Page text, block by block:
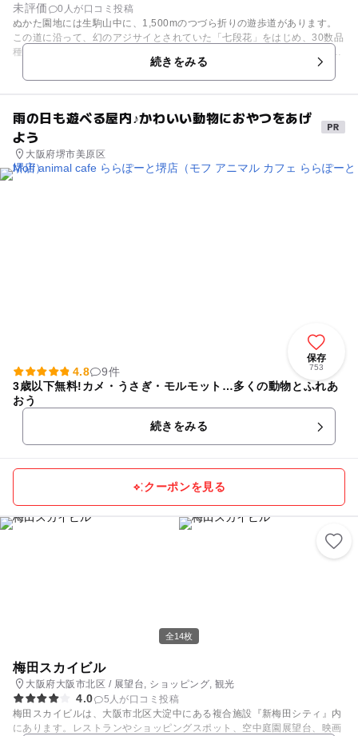
未評価
0人が口コミ投稿
ぬかた園地には生駒山中に、1,500mのつづら折りの遊歩道があります。
この道に沿って、幻のアジサイとされていた「七段花」をはじめ、30数品
種を越える約２万５千株のアジサイが色とりどりに、しっとりと咲き競い
ます。この「あじさい園」は、府内でも屈指の規模を誇り、例年６月の中
旬から７月の中旬まで楽しむことができます。
続きをみる
雨の日も遊べる屋内♪かわいい動物におやつをあげ
よう
大阪府堺市美原区
保存
753
4.8
9件
3歳以下無料!カメ・うさぎ・モルモット…多くの動物とふれあ
おう
続きをみる
クーポンを見る
全14枚
梅田スカイビル
大阪府大阪市北区 / 展望台, ショッピング, 観光
4.0
5人が口コミ投稿
梅田スカイビルは、大阪市北区大淀中にある複合施設『新梅田シティ』内
にあります。レストランやショッピングスポット、空中庭園展望台、映画